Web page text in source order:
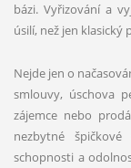
bázi. Vyřizování a
úsilí, než jen klasický
Nejde jen o
smlouvy, úschova
zájemce nebo
nezbytné
schopnosti a